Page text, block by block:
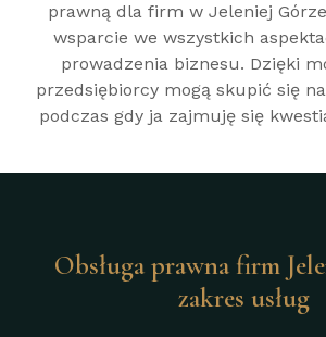
prawną dla firm w Jeleniej
wsparcie we wszystkich
prowadzenia biznesu. Dzięki
przedsiębiorcy mogą skupić się
podczas gdy ja zajmuję się
Obsługa prawna firm
zakres usług